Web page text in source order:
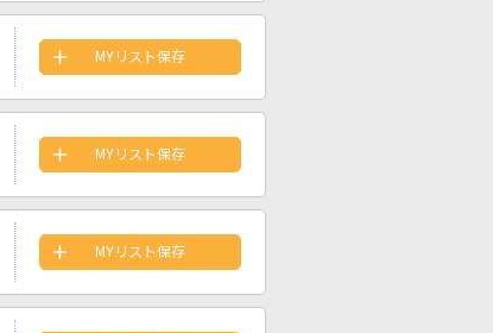
MYリスト保存
MYリスト保存
MYリスト保存